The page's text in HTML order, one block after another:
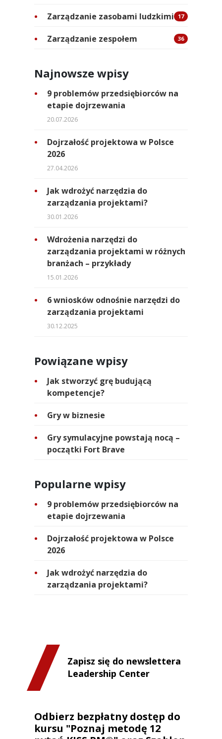
Zarządzanie zasobami ludzkimi 17
Zarządzanie zespołem 36
Najnowsze wpisy
9 problemów przedsiębiorców na
etapie dojrzewania
20.07.2026
Dojrzałość projektowa w Polsce
2026
27.04.2026
Jak wdrożyć narzędzia do
zarządzania projektami?
30.01.2026
Wdrożenia narzędzi do
zarządzania projektami w różnych
branżach – przykłady
15.01.2026
6 wniosków odnośnie narzędzi do
zarządzania projektami
30.12.2025
Powiązane wpisy
Jak stworzyć grę budującą
kompetencje?
Gry w biznesie
Gry symulacyjne powstają nocą –
początki Fort Brave
Popularne wpisy
9 problemów przedsiębiorców na
etapie dojrzewania
Dojrzałość projektowa w Polsce
2026
Jak wdrożyć narzędzia do
zarządzania projektami?
Zapisz się do newslettera
Leadership Center
Odbierz bezpłatny dostęp do
kursu "Poznaj metodę 12